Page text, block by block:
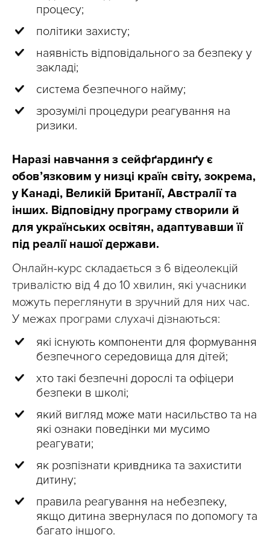
процесу;
політики захисту;
наявність відповідального за безпеку у
закладі;
система безпечного найму;
зрозумілі процедури реагування на
ризики.
Наразі навчання з сейфґардинґу є
обов’язковим у низці країн світу, зокрема,
у Канаді, Великій Британії, Австралії та
інших. Відповідну програму створили й
для українських освітян, адаптувавши її
під реалії нашої держави.
Онлайн-курс складається з 6 відеолекцій
тривалістю від 4 до 10 хвилин, які учасники
можуть переглянути в зручний для них час.
У межах програми слухачі дізнаються:
які існують компоненти для формування
безпечного середовища для дітей;
хто такі безпечні дорослі та офіцери
безпеки в школі;
який вигляд може мати насильство та на
які ознаки поведінки ми мусимо
реагувати;
як розпізнати кривдника та захистити
дитину;
правила реагування на небезпеку,
якщо дитина звернулася по допомогу та
багато іншого.